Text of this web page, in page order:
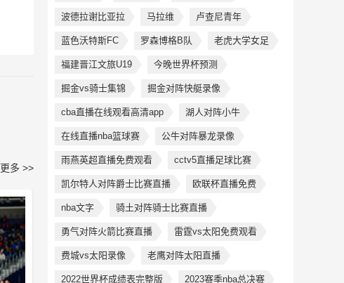
更多 >>
波德拉谢比亚拉 马拉维 卢查尼青年
蓝色沃特斯FC 罗森博格B队 老虎大学女足
福建晋江文旅U19 今晚世界杯预测
掘金vs骑士集锦 掘金对阵快艇录像
cba直播在线观看高清app 湖人对阵小牛
在线直播nba篮球赛 公牛对阵暴龙录像
雨燕英超直播免费观看 cctv5直播足球比赛
凯尔特人对阵爵士比赛直播 欧联杯直播免费
nba文字 骑土对阵骑士比赛直播
勇气对阵火箭比赛直播 雷霆vs太阳免费观看
费城vs太阳录像 老鹰对阵太阳直播
2022世界杯成绩表完整版 2023赛季nba总决赛